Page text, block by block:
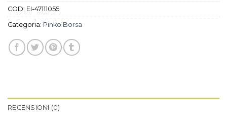
COD: EI-47111055
Categoria: Pinko Borsa
RECENSIONI (0)